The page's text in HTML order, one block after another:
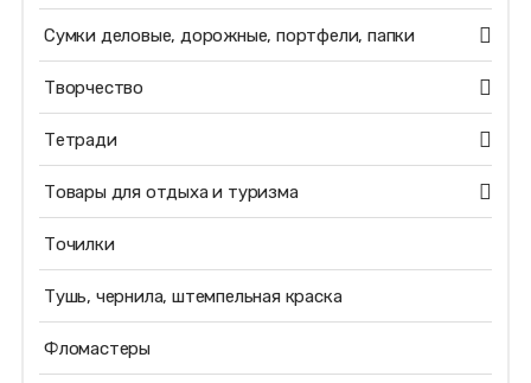
Сумки деловые, дорожные, портфели, папки
Творчество
Тетради
Товары для отдыха и туризма
Точилки
Тушь, чернила, штемпельная краска
Фломастеры